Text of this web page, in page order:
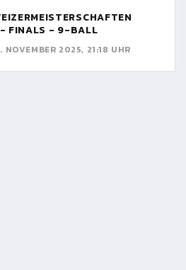
FINALS - 9-BALL
NOVEMBER 2025, 21:18 UHR